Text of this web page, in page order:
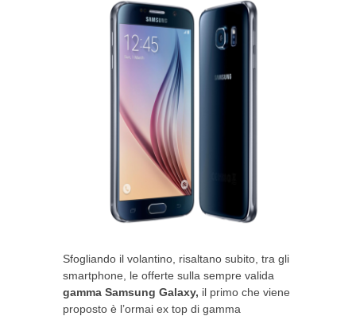
Sfogliando il volantino, risaltano subito, tra gli
smartphone, le offerte sulla sempre valida
gamma Samsung Galaxy, il primo che viene
proposto è l’ormai ex top di gamma